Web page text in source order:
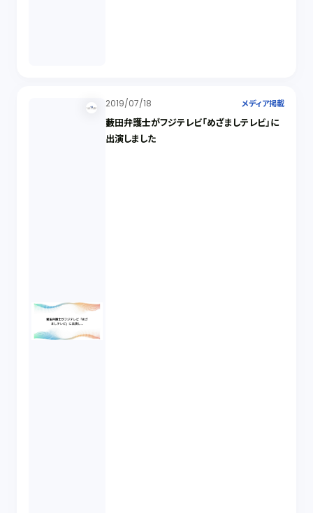
2019/07/18 メディア掲載
藪田弁護士がフジテレビ「めざましテレビ」に
出演しました